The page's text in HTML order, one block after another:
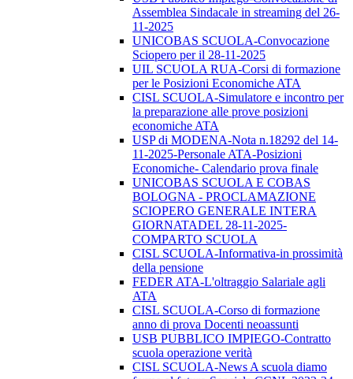
Assemblea Sindacale in streaming del 26-
11-2025
UNICOBAS SCUOLA-Convocazione
Sciopero per il 28-11-2025
UIL SCUOLA RUA-Corsi di formazione
per le Posizioni Economiche ATA
CISL SCUOLA-Simulatore e incontro per
la preparazione alle prove posizioni
economiche ATA
USP di MODENA-Nota n.18292 del 14-
11-2025-Personale ATA-Posizioni
Economiche- Calendario prova finale
UNICOBAS SCUOLA E COBAS
BOLOGNA - PROCLAMAZIONE
SCIOPERO GENERALE INTERA
GIORNATADEL 28-11-2025-
COMPARTO SCUOLA
CISL SCUOLA-Informativa-in prossimità
della pensione
FEDER ATA-L'oltraggio Salariale agli
ATA
CISL SCUOLA-Corso di formazione
anno di prova Docenti neoassunti
USB PUBBLICO IMPIEGO-Contratto
scuola operazione verità
CISL SCUOLA-News A scuola diamo